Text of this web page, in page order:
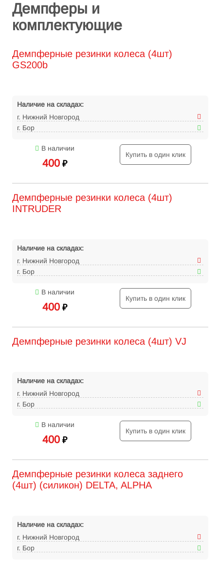
Демпферы и
комплектующие
Демпферные резинки колеса (4шт)
GS200b
Наличие на складах:
г. Нижний Новгород
г. Бор
В наличии
400 ₽
Купить в один клик
Демпферные резинки колеса (4шт)
INTRUDER
Наличие на складах:
г. Нижний Новгород
г. Бор
В наличии
400 ₽
Купить в один клик
Демпферные резинки колеса (4шт) VJ
Наличие на складах:
г. Нижний Новгород
г. Бор
В наличии
400 ₽
Купить в один клик
Демпферные резинки колеса заднего
(4шт) (силикон) DELTA, ALPHA
Наличие на складах:
г. Нижний Новгород
г. Бор